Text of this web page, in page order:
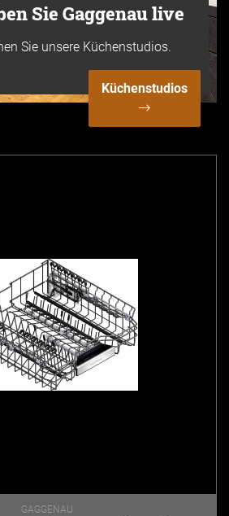
Sie Gaggenau live
Sie unsere Küchenstudios.
Küchenstudios
GAGGENAU